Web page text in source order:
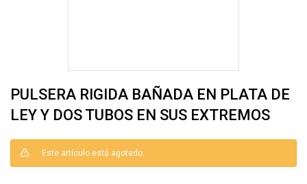
PULSERA RIGIDA BAÑADA EN PLATA DE
LEY Y DOS TUBOS EN SUS EXTREMOS
Este artículo está agotado.